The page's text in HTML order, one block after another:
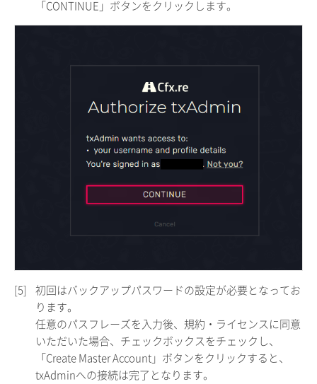
「CONTINUE」ボタンをクリックします。
[5]
初回はバックアップパスワードの設定が必要となってお
ります。
任意のパスフレーズを入力後、規約・ライセンスに同意
いただいた場合、チェックボックスをチェックし、
「Create Master Account」ボタンをクリックすると、
txAdminへの接続は完了となります。